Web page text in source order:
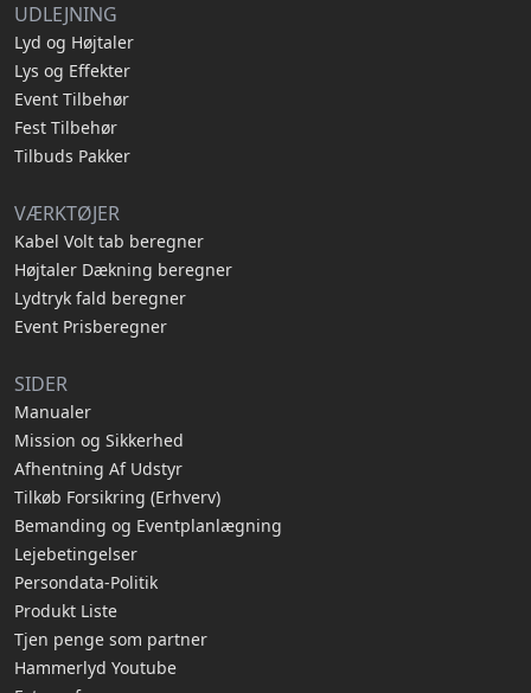
UDLEJNING
Lyd og Højtaler
Lys og Effekter
Event Tilbehør
Fest Tilbehør
Tilbuds Pakker
VÆRKTØJER
Kabel Volt tab beregner
Højtaler Dækning beregner
Lydtryk fald beregner
Event Prisberegner
SIDER
Manualer
Mission og Sikkerhed
Afhentning Af Udstyr
Tilkøb Forsikring (Erhverv)
Bemanding og Eventplanlægning
Lejebetingelser
Persondata-Politik
Produkt Liste
Tjen penge som partner
Hammerlyd Youtube